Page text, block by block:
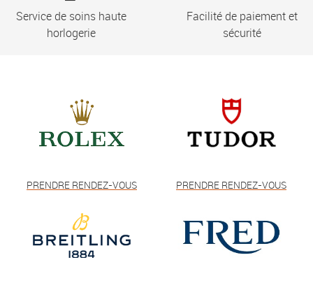
Service de soins haute
horlogerie
Facilité de paiement et
sécurité
PRENDRE RENDEZ-VOUS PRENDRE RENDEZ-VOUS